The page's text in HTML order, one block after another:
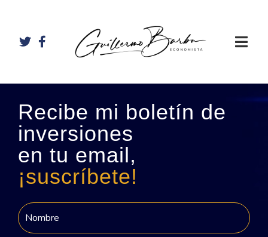
Recibe mi boletín de
inversiones
en tu email,
¡suscríbete!